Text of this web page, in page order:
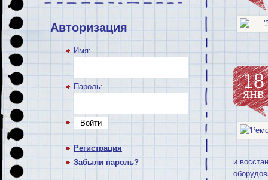
Авторизация
Имя:
Пароль:
Войти
Регистрация
Забыли пароль?
18
янв
и